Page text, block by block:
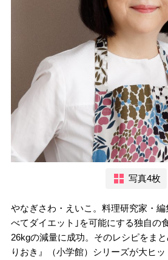
写真4枚
やなぎさわ・えいこ。料理研究家・
べてダイエット｣を可能にする独自の
26kgの減量に成功。そのレシピをま
りおき』（小学館）シリーズが大ヒ